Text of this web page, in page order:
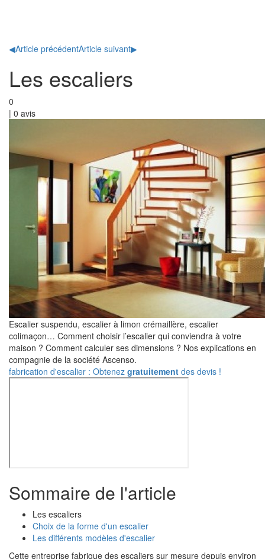
◀Article précédentArticle suivant▶
Les escaliers
0
| 0 avis
Escalier suspendu, escalier à limon crémaillère, escalier
colimaçon… Comment choisir l’escalier qui conviendra à votre
maison ? Comment calculer ses dimensions ? Nos explications en
compagnie de la société Ascenso.
fabrication d'escalier : Obtenez gratuitement des devis !
Sommaire de l'article
Les escaliers
Choix de la forme d'un escalier
Les différents modèles d'escalier
Cette entreprise fabrique des escaliers sur mesure depuis environ